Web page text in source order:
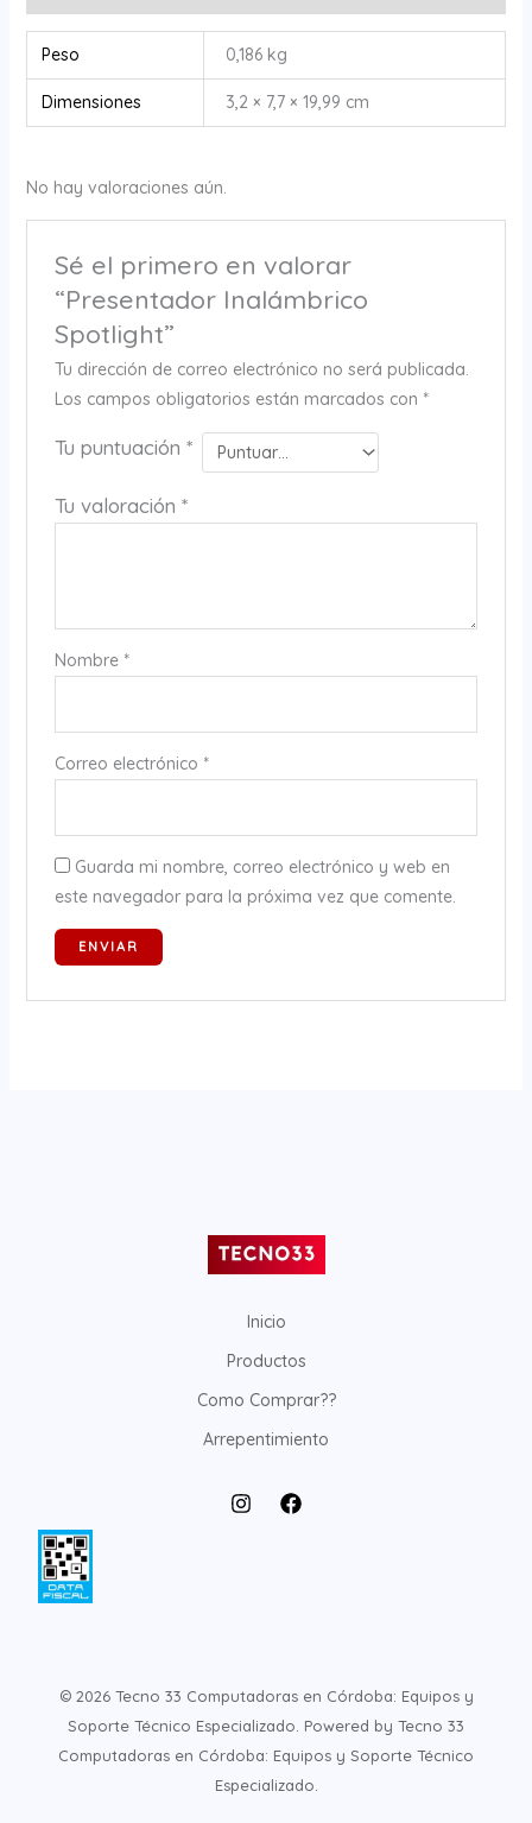
Peso 0,186 kg
Dimensiones 3,2 × 7,7 × 19,99 cm
No hay valoraciones aún.
Sé el primero en valorar
“Presentador Inalámbrico
Spotlight”
Tu dirección de correo electrónico no será publicada.
Los campos obligatorios están marcados con *
Tu puntuación *
Tu valoración *
Nombre *
Correo electrónico *
Guarda mi nombre, correo electrónico y web en
este navegador para la próxima vez que comente.
Inicio
Productos
Como Comprar??
Arrepentimiento
© 2026 Tecno 33 Computadoras en Córdoba: Equipos y
Soporte Técnico Especializado. Powered by Tecno 33
Computadoras en Córdoba: Equipos y Soporte Técnico
Especializado.